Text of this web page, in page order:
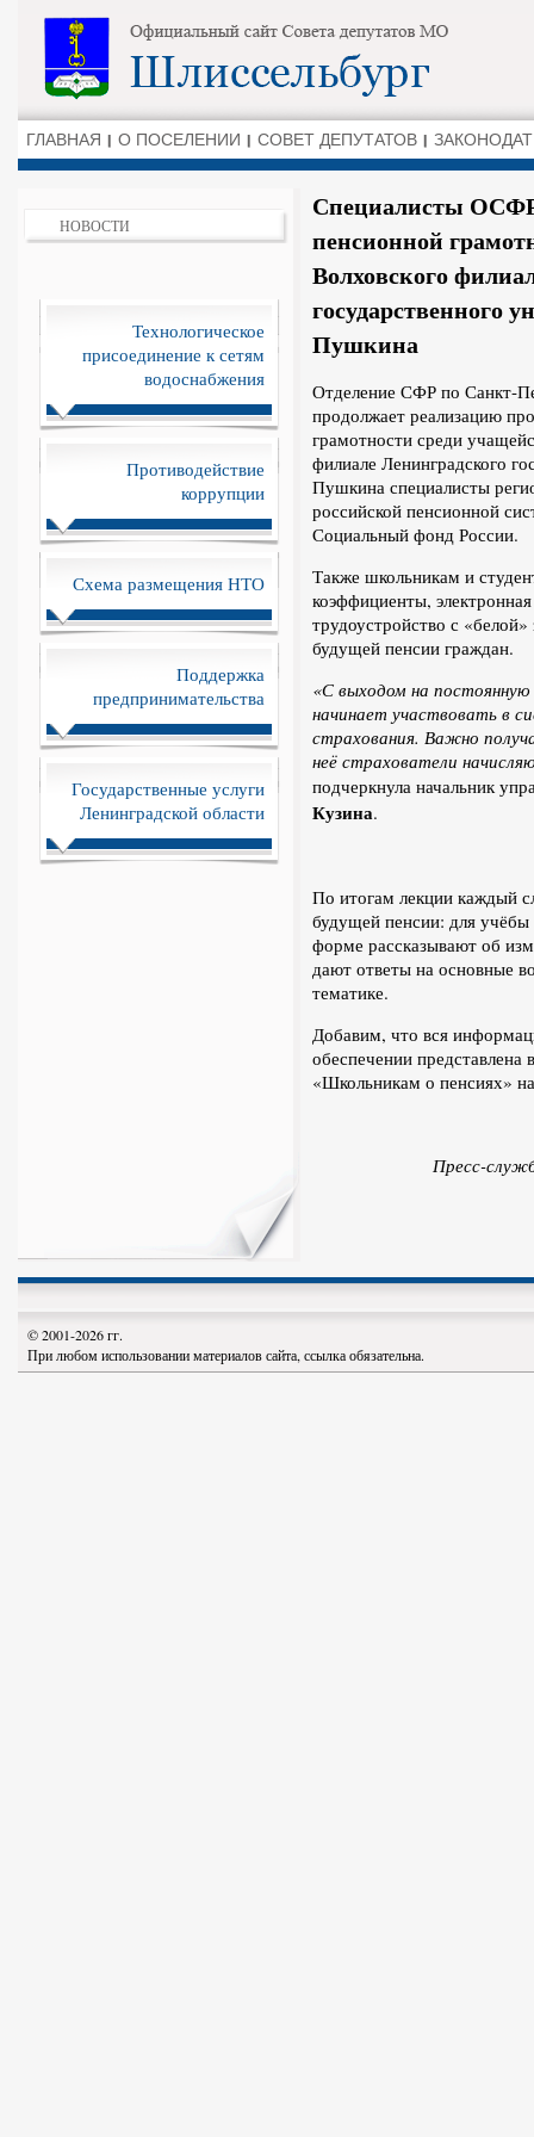
ГЛАВНАЯ О ПОСЕЛЕНИИ СОВЕТ ДЕПУТАТОВ
НОВОСТИ
Технологическое
присоединение к сетям
водоснабжения
Противодействие
коррупции
Схема размещения НТО
Поддержка
предпринимательства
Государственные услуги
Ленинградской области
Специалисты
пенсионной
Волховского
государственного
Пушкина
Отделение СФР по Санкт-
продолжает реализацию
грамотности среди
филиале Ленинградского
Пушкина специалисты
российской пенсионной
Социальный фонд России.
Также школьникам и
коэффициенты,
трудоустройство с
будущей пенсии граждан.
«С выходом на
начинает участвовать в
страхования. Важно
неё страхователи
подчеркнула начальник
Кузина.
По итогам лекции каждый
будущей пенсии: для
форме рассказывают об
дают ответы на основные
тематике.
Добавим, что вся
обеспечении представлена
«Школьникам о пенсиях»
Пресс-
© 2001-2026 гг.
При любом использовании материалов сайта, ссылка обязательна.